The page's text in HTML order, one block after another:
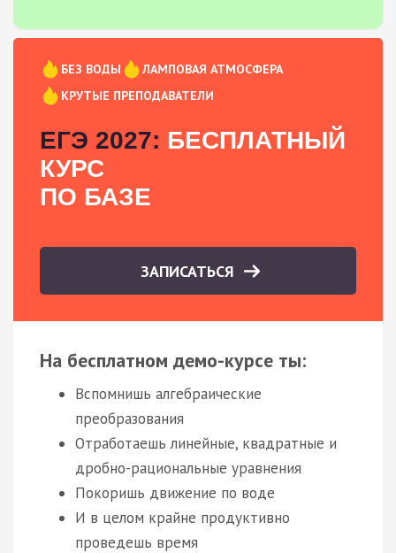
БЕЗ ВОДЫ
ЛАМПОВАЯ АТМОСФЕРА
КРУТЫЕ ПРЕПОДАВАТЕЛИ
ЕГЭ 2027: БЕСПЛАТНЫЙ
КУРС
ПО БАЗЕ
ЗАПИСАТЬСЯ
На бесплатном демо-курсе ты:
Вспомнишь алгебраические
преобразования
Отработаешь линейные, квадратные и
дробно-рациональные уравнения
Покоришь движение по воде
И в целом крайне продуктивно
проведешь время